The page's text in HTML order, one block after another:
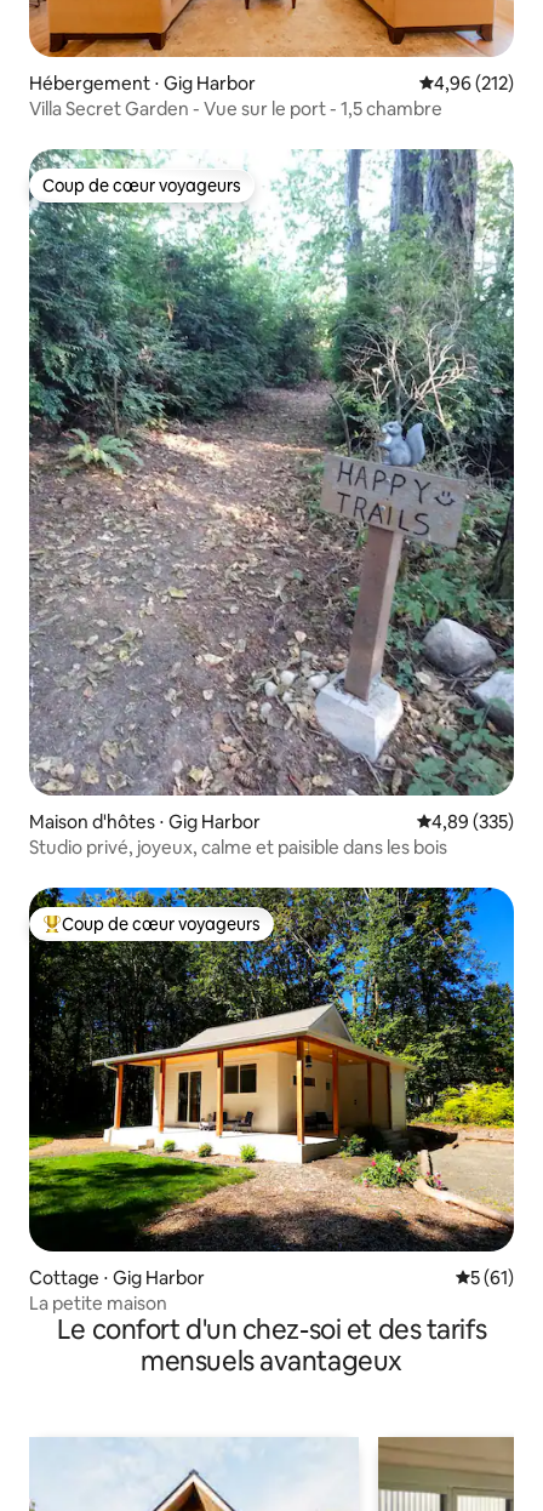
Hébergement ⋅ Gig Harbor Évaluation
4,96 (212)
Villa Secret Garden - Vue sur le port - 1,5 chambre
Coup de cœur voyageurs
Coup de cœur voyageurs
Maison d'hôtes ⋅ Gig Harbor Évaluation
4,89 (335)
Studio privé, joyeux, calme et paisible dans les bois
Coups de cœur voyageurs les plus appréciés
Coup de cœur voyageurs
Cottage ⋅ Gig Harbor
5 (61)
La petite maison
Le confort d'un chez-soi et des tarifs
mensuels avantageux